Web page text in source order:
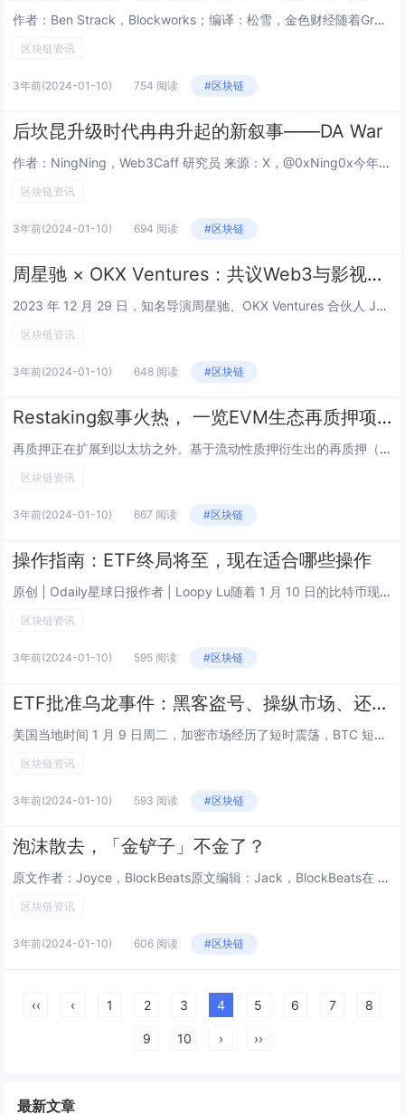
作者：Ben Strack，Blockworks；编译：松雪，金色财经随着Grayscale准备推出计划中的比特币ETF，并且其费用相对于可能的美国竞争对手而言异常高昂，行业观察者表示该公司可能很快会遭受资金外流。对于那些翻阅周一的一系列修...
区块链资讯
3年前(2024-01-10) 754 阅读 #区块链
后坎昆升级时代冉冉升起的新叙事——DA War
作者：NingNing，Web3Caff 研究员 来源：X，@0xNing0x今年上半年以太坊完成坎昆升级之后，以太坊将完成从单体区块链向模块化区块链过度的原型（ProtoType）阶段。坎昆升级之后的以太坊，在一定程度上可以看做，是由作为...
区块链资讯
3年前(2024-01-10) 694 阅读 #区块链
周星驰 × OKX Ventures：共议Web3与影视娱乐结合新场景
2023 年 12 月 29 日，知名导演周星驰、OKX Ventures 合伙人 Jeff Ren、NFT 平台 Nobody 联合创始人 Jacky 以及国际知名搞笑社区 9 GAG 旗下 NFT 项目 Memeland CEO Ray...
区块链资讯
3年前(2024-01-10) 648 阅读 #区块链
Restaking叙事火热， 一览EVM生态再质押项目
再质押正在扩展到以太坊之外。基于流动性质押衍生出的再质押（Re-Staking)，对以太坊来说是维护了更多安全，对投资来说是要找更多收益。如今，该赛道逐渐从流动性质押代币（LST）演化出了套娃版本——流动性再质押代币（LRT）。从原理上来说...
区块链资讯
3年前(2024-01-10) 667 阅读 #区块链
操作指南：ETF终局将至，现在适合哪些操作
原创 | Odaily星球日报作者 | Loopy Lu随着 1 月 10 日的比特币现货 ETF 最终“审判”日逐渐临近，加密货币市场情绪继续升温。昨晚至今晨，比特币现货 ETF 再现多项重大进展。BTC 也再次迎来大幅上涨。目前，距离...
区块链资讯
3年前(2024-01-10) 595 阅读 #区块链
ETF批准乌龙事件：黑客盗号、操纵市场、还是消息被提前发布？
美国当地时间 1 月 9 日周二，加密市场经历了短时震荡，BTC 短时拉升逾 48000 美元后下探至 44641 美元附近，半小时波动超 3000 美元，合约市场多空双爆。原因是 SEC 在官方 X 平台上发布了正式批准现货比特币 ETF...
区块链资讯
3年前(2024-01-10) 593 阅读 #区块链
泡沫散去，「金铲子」不金了？
原文作者：Joyce，BlockBeats原文编辑：Jack，BlockBeats在 2023 年的最后两个月里，从比特币生态兴起的「铲子热」曾表现出令人惊喜的财富效应，MUBI、BSSB 带飞了 AUCTION、TURT，加上后来出现的...
区块链资讯
3年前(2024-01-10) 606 阅读 #区块链
‹‹ ‹ 1 2 3 4 5 6 7 8
9 10 › ››
最新文章